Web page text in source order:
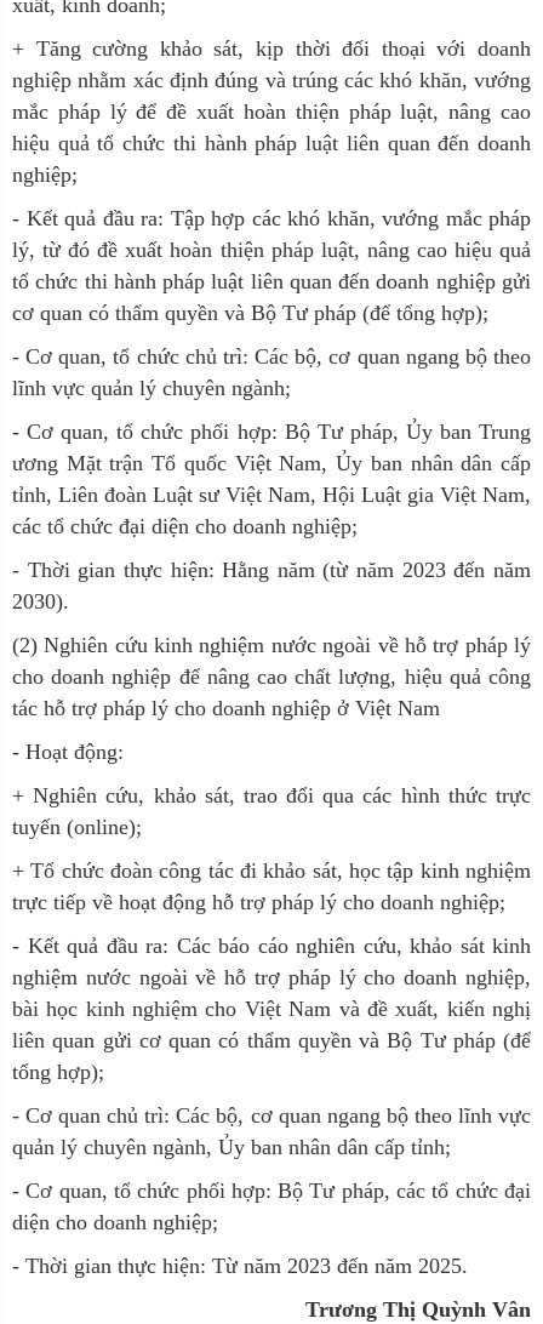
xuất, kinh doanh;
+ Tăng cường khảo sát, kịp thời đối thoại với doanh
nghiệp nhằm xác định đúng và trúng các khó khăn, vướng
mắc pháp lý để đề xuất hoàn thiện pháp luật, nâng cao
hiệu quả tổ chức thi hành pháp luật liên quan đến doanh
nghiệp;
- Kết quả đầu ra: Tập hợp các khó khăn, vướng mắc pháp
lý, từ đó đề xuất hoàn thiện pháp luật, nâng cao hiệu quả
tổ chức thi hành pháp luật liên quan đến doanh nghiệp gửi
cơ quan có thẩm quyền và Bộ Tư pháp (để tổng hợp);
- Cơ quan, tổ chức chủ trì: Các bộ, cơ quan ngang bộ theo
lĩnh vực quản lý chuyên ngành;
- Cơ quan, tổ chức phối hợp: Bộ Tư pháp, Ủy ban Trung
ương Mặt trận Tổ quốc Việt Nam, Ủy ban nhân dân cấp
tỉnh, Liên đoàn Luật sư Việt Nam, Hội Luật gia Việt Nam,
các tổ chức đại diện cho doanh nghiệp;
- Thời gian thực hiện: Hằng năm (từ năm 2023 đến năm
2030).
(2) Nghiên cứu kinh nghiệm nước ngoài về hỗ trợ pháp lý
cho doanh nghiệp để nâng cao chất lượng, hiệu quả công
tác hỗ trợ pháp lý cho doanh nghiệp ở Việt Nam
- Hoạt động:
+ Nghiên cứu, khảo sát, trao đổi qua các hình thức trực
tuyến (online);
+ Tổ chức đoàn công tác đi khảo sát, học tập kinh nghiệm
trực tiếp về hoạt động hỗ trợ pháp lý cho doanh nghiệp;
- Kết quả đầu ra: Các báo cáo nghiên cứu, khảo sát kinh
nghiệm nước ngoài về hỗ trợ pháp lý cho doanh nghiệp,
bài học kinh nghiệm cho Việt Nam và đề xuất, kiến nghị
liên quan gửi cơ quan có thẩm quyền và Bộ Tư pháp (để
tổng hợp);
- Cơ quan chủ trì: Các bộ, cơ quan ngang bộ theo lĩnh vực
quản lý chuyên ngành, Ủy ban nhân dân cấp tỉnh;
- Cơ quan, tổ chức phối hợp: Bộ Tư pháp, các tổ chức đại
diện cho doanh nghiệp;
- Thời gian thực hiện: Từ năm 2023 đến năm 2025.
Trương Thị Quỳnh Vân